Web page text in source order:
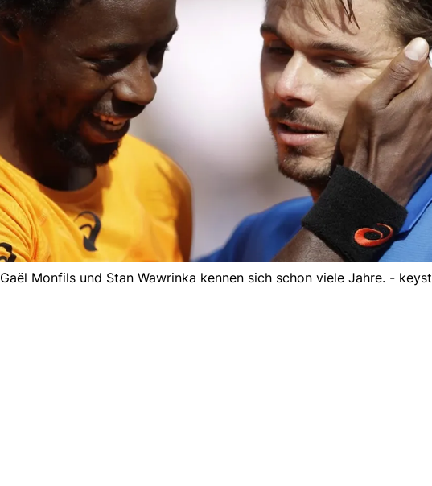
Gaël Monfils und Stan Wawrinka kennen sich schon viele Jahre. -